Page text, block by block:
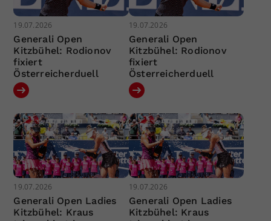
19.07.2026
Generali Open
Kitzbühel: Rodionov
fixiert
Österreicherduell
19.07.2026
Generali Open
Kitzbühel: Rodionov
fixiert
Österreicherduell
19.07.2026
Generali Open Ladies
Kitzbühel: Kraus
19.07.2026
Generali Open Ladies
Kitzbühel: Kraus